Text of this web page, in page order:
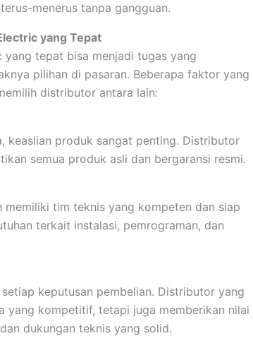
menerus tanpa gangguan.
yang Tepat
tepat bisa menjadi tugas yang
pilihan di pasaran. Beberapa faktor yang
distributor antara lain:
keaslian produk sangat penting. Distributor
semua produk asli dan bergaransi resmi.
tim teknis yang kompeten dan siap
terkait instalasi, pemrograman, dan
keputusan pembelian. Distributor yang
yang kompetitif, tetapi juga memberikan nilai
dukungan teknis yang solid.